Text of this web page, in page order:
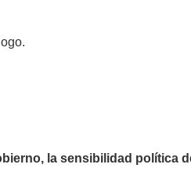
la sensibilidad política